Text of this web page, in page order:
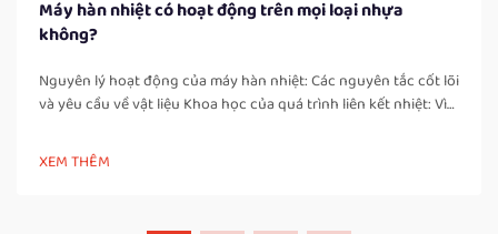
Máy hàn nhiệt có hoạt động trên mọi loại nhựa
không?
Nguyên lý hoạt động của máy hàn nhiệt: Các nguyên tắc cốt lõi
và yêu cầu về vật liệu Khoa học của quá trình liên kết nhiệt: Vì
tin cậy Máy hàn nhiệt hoạt động bằng cách tạo ra các mối nối
chắc chắn, không rò rỉ thông qua việc làm nóng chảy và gắn
XEM THÊM